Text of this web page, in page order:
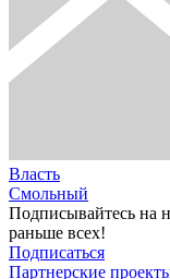
Власть
Смольный
Подписывайтесь на
раньше всех!
Подписаться
Партнерские